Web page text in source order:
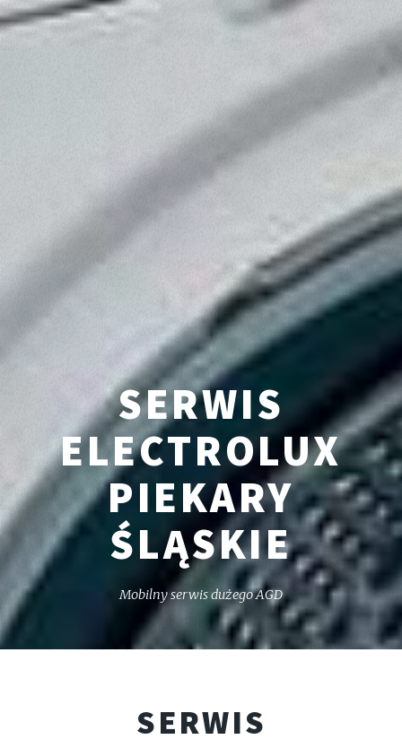
SERWIS
ELECTROLUX
PIEKARY
ŚLĄSKIE
Mobilny serwis dużego AGD
SERWIS